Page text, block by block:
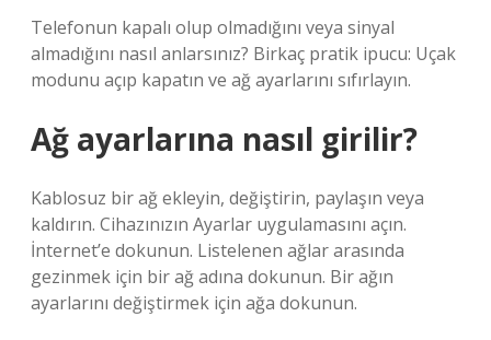
Telefonun kapalı olup olmadığını veya sinyal
almadığını nasıl anlarsınız? Birkaç pratik ipucu: Uçak
modunu açıp kapatın ve ağ ayarlarını sıfırlayın.
Ağ ayarlarına nasıl girilir?
Kablosuz bir ağ ekleyin, değiştirin, paylaşın veya
kaldırın. Cihazınızın Ayarlar uygulamasını açın.
İnternet’e dokunun. Listelenen ağlar arasında
gezinmek için bir ağ adına dokunun. Bir ağın
ayarlarını değiştirmek için ağa dokunun.